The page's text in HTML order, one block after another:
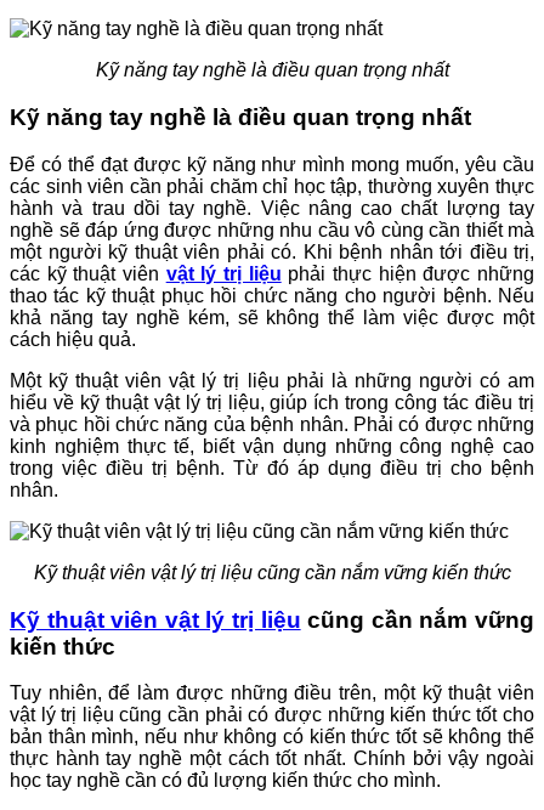
Kỹ năng tay nghề là điều quan trọng nhất
Kỹ năng tay nghề là điều quan trọng nhất
Để có thể đạt được kỹ năng như mình mong muốn, yêu cầu
các sinh viên cần phải chăm chỉ học tập, thường xuyên thực
hành và trau dồi tay nghề. Việc nâng cao chất lượng tay
nghề sẽ đáp ứng được những nhu cầu vô cùng cần thiết mà
một người kỹ thuật viên phải có. Khi bệnh nhân tới điều trị,
các kỹ thuật viên vật lý trị liệu phải thực hiện được những
thao tác kỹ thuật phục hồi chức năng cho người bệnh. Nếu
khả năng tay nghề kém, sẽ không thể làm việc được một
cách hiệu quả.
Một kỹ thuật viên vật lý trị liệu phải là những người có am
hiểu về kỹ thuật vật lý trị liệu, giúp ích trong công tác điều trị
và phục hồi chức năng của bệnh nhân. Phải có được những
kinh nghiệm thực tế, biết vận dụng những công nghệ cao
trong việc điều trị bệnh. Từ đó áp dụng điều trị cho bệnh
nhân.
Kỹ thuật viên vật lý trị liệu cũng cần nắm vững kiến thức
Kỹ thuật viên vật lý trị liệu cũng cần nắm vững
kiến thức
Tuy nhiên, để làm được những điều trên, một kỹ thuật viên
vật lý trị liệu cũng cần phải có được những kiến thức tốt cho
bản thân mình, nếu như không có kiến thức tốt sẽ không thể
thực hành tay nghề một cách tốt nhất. Chính bởi vậy ngoài
học tay nghề cần có đủ lượng kiến thức cho mình.